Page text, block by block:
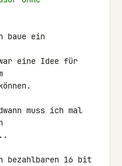
baue ein
eine Idee für
muss ich mal
bezahlbaren 16 bit